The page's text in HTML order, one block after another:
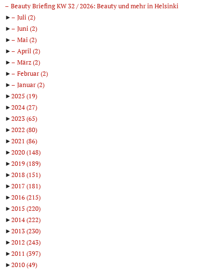
Beauty Briefing KW 32 / 2026: Beauty und mehr in Helsinki
►
Juli(2)
►
Juni(2)
►
Mai(2)
►
April(2)
►
März(2)
►
Februar(2)
►
Januar(2)
►2025 (19)
►2024(27)
►2023(65)
►2022 (80)
►2021 (86)
►2020(148)
►2019(189)
►2018(151)
►2017(181)
►2016(215)
►2015 (220)
►2014(222)
►2013(230)
►2012 (243)
►2011 (397)
►2010(49)